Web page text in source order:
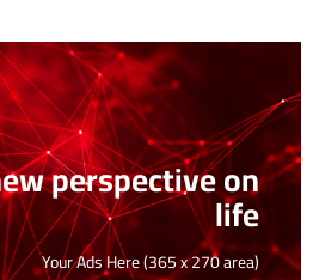
perspective on
life
Your Ads Here (365 x 270 area)